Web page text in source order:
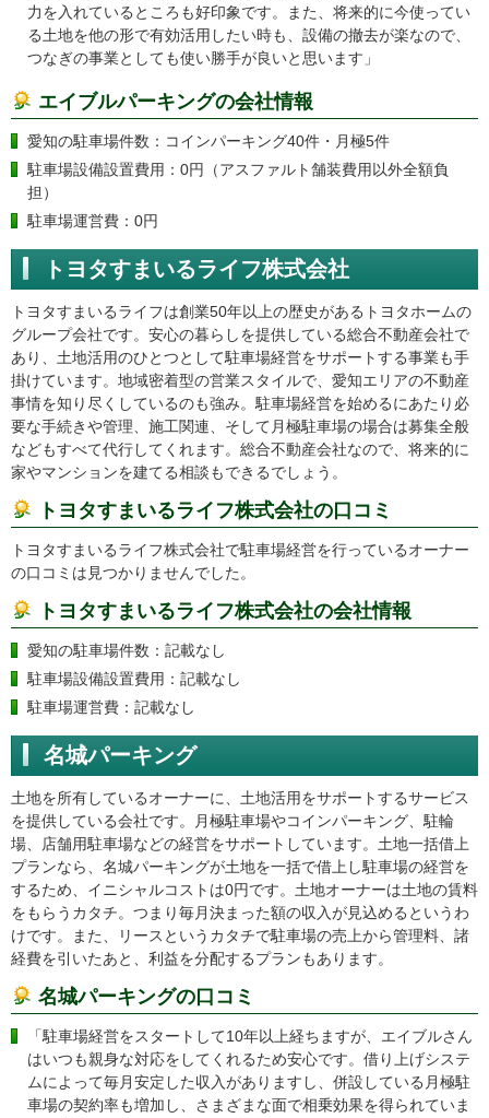
力を入れているところも好印象です。また、将来的に今使ってい
る土地を他の形で有効活用したい時も、設備の撤去が楽なので、
つなぎの事業としても使い勝手が良いと思います」
エイブルパーキングの会社情報
愛知の駐車場件数：コインパーキング40件・月極5件
駐車場設備設置費用：0円（アスファルト舗装費用以外全額負
担）
駐車場運営費：0円
トヨタすまいるライフ株式会社
トヨタすまいるライフは創業50年以上の歴史があるトヨタホームの
グループ会社です。安心の暮らしを提供している総合不動産会社で
あり、土地活用のひとつとして駐車場経営をサポートする事業も手
掛けています。地域密着型の営業スタイルで、愛知エリアの不動産
事情を知り尽くしているのも強み。駐車場経営を始めるにあたり必
要な手続きや管理、施工関連、そして月極駐車場の場合は募集全般
などもすべて代行してくれます。総合不動産会社なので、将来的に
家やマンションを建てる相談もできるでしょう。
トヨタすまいるライフ株式会社の口コミ
トヨタすまいるライフ株式会社で駐車場経営を行っているオーナー
の口コミは見つかりませんでした。
トヨタすまいるライフ株式会社の会社情報
愛知の駐車場件数：記載なし
駐車場設備設置費用：記載なし
駐車場運営費：記載なし
名城パーキング
土地を所有しているオーナーに、土地活用をサポートするサービス
を提供している会社です。月極駐車場やコインパーキング、駐輪
場、店舗用駐車場などの経営をサポートしています。土地一括借上
プランなら、名城パーキングが土地を一括で借上し駐車場の経営を
するため、イニシャルコストは0円です。土地オーナーは土地の賃料
をもらうカタチ。つまり毎月決まった額の収入が見込めるというわ
けです。また、リースというカタチで駐車場の売上から管理料、諸
経費を引いたあと、利益を分配するプランもあります。
名城パーキングの口コミ
「駐車場経営をスタートして10年以上経ちますが、エイブルさん
はいつも親身な対応をしてくれるため安心です。借り上げシステ
ムによって毎月安定した収入がありますし、併設している月極駐
車場の契約率も増加し、さまざまな面で相乗効果を得られていま